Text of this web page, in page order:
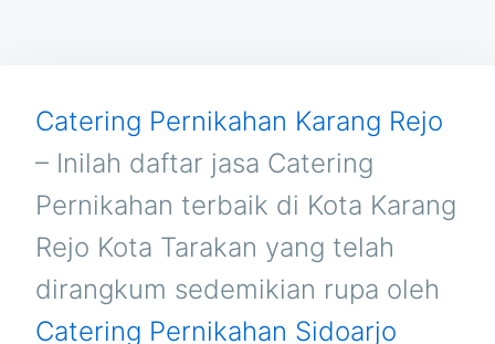
DI
KARANG
REJO
TARAKAN
Catering Pernikahan Karang Rejo
– Inilah daftar jasa Catering
Pernikahan terbaik di Kota Karang
Rejo Kota Tarakan yang telah
dirangkum sedemikian rupa oleh
Catering Pernikahan Sidoarjo